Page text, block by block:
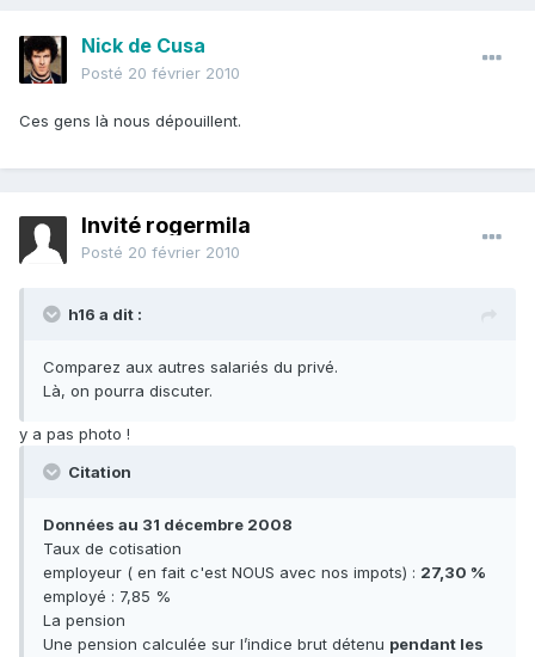
Nick de Cusa
Posté 20 février 2010
Ces gens là nous dépouillent.
Invité rogermila
Posté 20 février 2010
h16 a dit :
Comparez aux autres salariés du privé.
Là, on pourra discuter.
y a pas photo !
Citation
Données au 31 décembre 2008
Taux de cotisation
employeur ( en fait c'est NOUS avec nos impots) : 27,30 %
employé : 7,85 %
La pension
Une pension calculée sur l’indice brut détenu pendant les